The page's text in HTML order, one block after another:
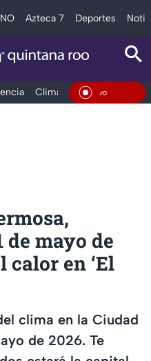
Azteca 7 Deportes
Clima Tráfico En Vivo
de mayo de
calor en ‘El
clima en la Ciudad
de 2026. Te